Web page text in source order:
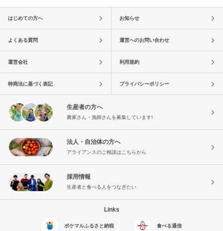
はじめての方へ お知らせ
よくある質問 運営へのお問い合わせ
運営会社 利用規約
特商法に基づく表記 プライバシーポリシー
生産者の方へ
農家さん・漁師さんを募集しています!
法人・自治体の方へ
アライアンスのご相談はこちらから
採用情報
生産者と食べる人をつなぎたい
Links
ポケマルふるさと納税 食べる通信